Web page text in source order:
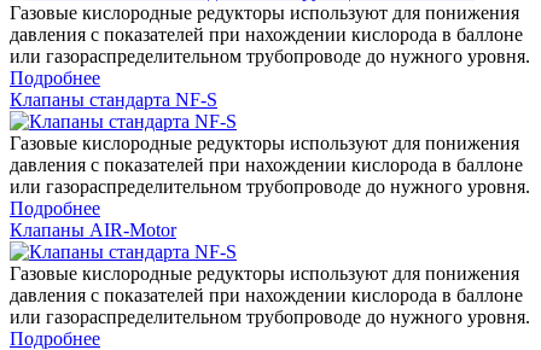
Газовые кислородные редукторы используют для понижения
давления с показателей при нахождении кислорода в баллоне
или газораспределительном трубопроводе до нужного уровня.
Подробнее
Клапаны стандарта NF-S
Газовые кислородные редукторы используют для понижения
давления с показателей при нахождении кислорода в баллоне
или газораспределительном трубопроводе до нужного уровня.
Подробнее
Клапаны AIR-Motor
Газовые кислородные редукторы используют для понижения
давления с показателей при нахождении кислорода в баллоне
или газораспределительном трубопроводе до нужного уровня.
Подробнее